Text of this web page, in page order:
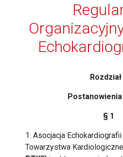
Rozdział
§ 1
1. Asocjacja
Towarzystwa